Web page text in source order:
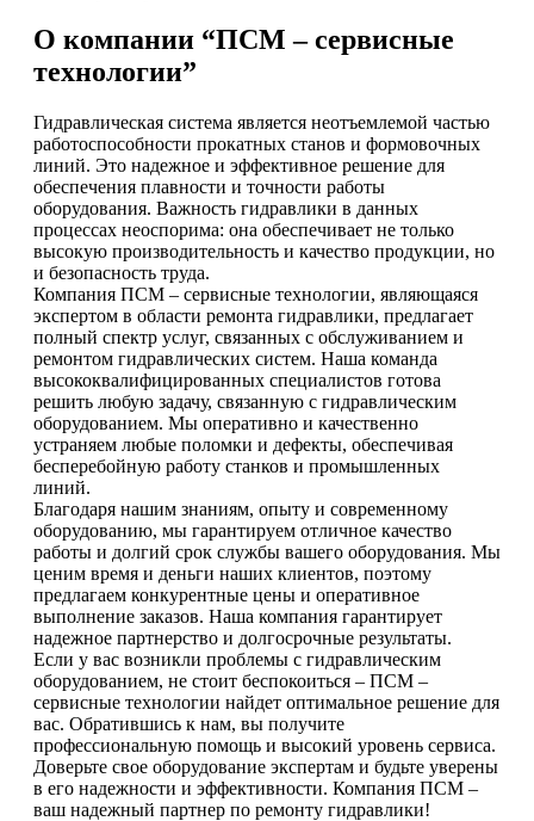
О компании “ПСМ – сервисные
технологии”
Гидравлическая система является неотъемлемой частью
работоспособности прокатных станов и формовочных
линий. Это надежное и эффективное решение для
обеспечения плавности и точности работы
оборудования. Важность гидравлики в данных
процессах неоспорима: она обеспечивает не только
высокую производительность и качество продукции, но
и безопасность труда.
Компания ПСМ – сервисные технологии, являющаяся
экспертом в области ремонта гидравлики, предлагает
полный спектр услуг, связанных с обслуживанием и
ремонтом гидравлических систем. Наша команда
высококвалифицированных специалистов готова
решить любую задачу, связанную с гидравлическим
оборудованием. Мы оперативно и качественно
устраняем любые поломки и дефекты, обеспечивая
бесперебойную работу станков и промышленных
линий.
Благодаря нашим знаниям, опыту и современному
оборудованию, мы гарантируем отличное качество
работы и долгий срок службы вашего оборудования. Мы
ценим время и деньги наших клиентов, поэтому
предлагаем конкурентные цены и оперативное
выполнение заказов. Наша компания гарантирует
надежное партнерство и долгосрочные результаты.
Если у вас возникли проблемы с гидравлическим
оборудованием, не стоит беспокоиться – ПСМ –
сервисные технологии найдет оптимальное решение для
вас. Обратившись к нам, вы получите
профессиональную помощь и высокий уровень сервиса.
Доверьте свое оборудование экспертам и будьте уверены
в его надежности и эффективности. Компания ПСМ –
ваш надежный партнер по ремонту гидравлики!